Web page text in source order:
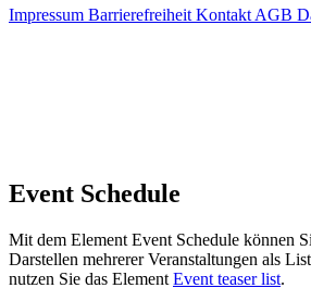
Impressum Barrierefreiheit Kontakt AGB
Event Schedule
Mit dem Element Event Schedule können
Darstellen mehrerer Veranstaltungen als
nutzen Sie das Element Event teaser list.